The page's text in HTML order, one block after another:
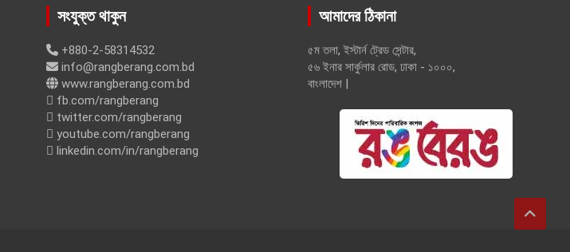
সংযুক্ত থাকুন
+880-2-58314532
info@rangberang.com.bd
www.rangberang.com.bd
fb.com/rangberang
twitter.com/rangberang
youtube.com/rangberang
linkedin.com/in/rangberang
আমাদের ঠিকানা
৫ম তলা, ইস্টার্ন ট্রেড সেন্টার,
৫৬ ইনার সার্কুলার রোড, ঢাকা - ১০০০,
বাংলাদেশ |